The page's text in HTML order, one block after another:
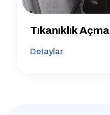
Tıkanıklık Açma
Detaylar